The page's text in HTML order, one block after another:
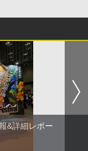
&詳細レポー